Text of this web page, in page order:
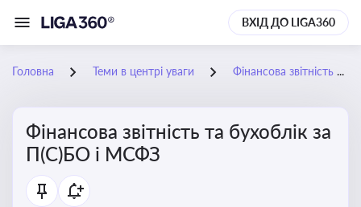
ВХІД ДО LIGA360
Головна Теми в центрі уваги Фінансова звітність та бухоблік за П(С)БО і МСФЗ
Фінансова звітність та бухоблік за
П(С)БО і МСФЗ